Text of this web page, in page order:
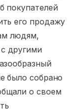
покупателей
его продажу
людям,
другими
было собрано
о своем